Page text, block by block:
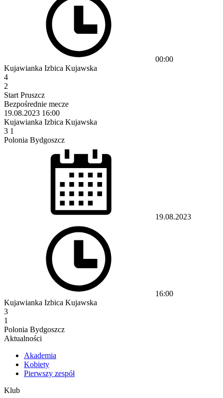
00:00
Kujawianka Izbica Kujawska
4
2
Start Pruszcz
Bezpośrednie mecze
19.08.2023 16:00
Kujawianka Izbica Kujawska
3 1
Polonia Bydgoszcz
19.08.2023
16:00
Kujawianka Izbica Kujawska
3
1
Polonia Bydgoszcz
Aktualności
Akademia
Kobiety
Pierwszy zespół
Klub